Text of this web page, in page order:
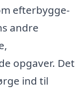
efterbygge-
andre
opgaver. Det
ind til